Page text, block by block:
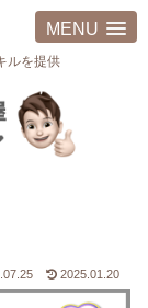
MENU
ルを提供
2025.01.20